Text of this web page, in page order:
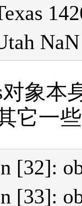
NaN
对象本
它一
[32]:
[33]: